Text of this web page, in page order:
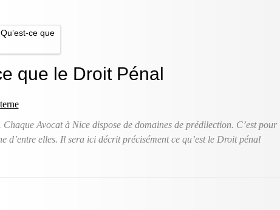
que le Droit Pénal
Avocat à Nice dispose de domaines de prédilection. C’est pour
elles. Il sera ici décrit précisément ce qu’est le Droit pénal